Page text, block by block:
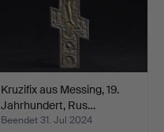
Kruzifix aus Messing, 19.
Jahrhundert, Rus…
Beendet 31. Jul 2024